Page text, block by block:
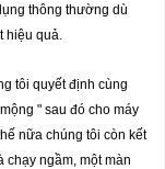
thông thường dù
hiệu quả.
tôi quyết định cùng
" sau đó cho máy
nữa chúng tôi còn kết
chạy ngầm, một màn